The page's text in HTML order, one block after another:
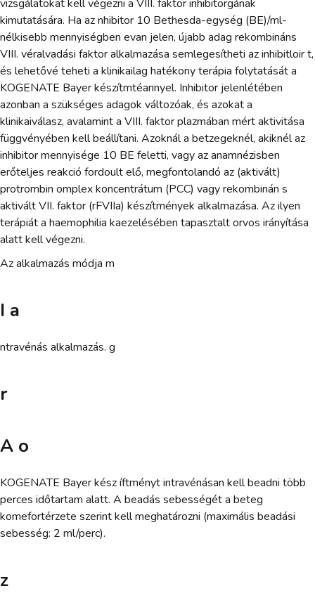
vizsgálatokat kell végezni a VIII. faktor inhibitorgának
kimutatására. Ha az nhibitor 10 Bethesda-egység (BE)/ml-
nélkisebb mennyiségben evan jelen, újabb adag rekombináns
VIII. véralvadási faktor alkalmazása semlegesítheti az inhibitloir t,
és lehetővé teheti a klinikailag hatékony terápia folytatását a
KOGENATE Bayer készítmtéannyel. Inhibitor jelenlétében
azonban a szükséges adagok változóak, és azokat a
klinikaiválasz, avalamint a VIII. faktor plazmában mért aktivitása
függvényében kell beállítani. Azoknál a betzegeknél, akiknél az
inhibitor mennyisége 10 BE feletti, vagy az anamnézisben
erőteljes reakció fordoult elő, megfontolandó az (aktivált)
protrombin omplex koncentrátum (PCC) vagy rekombinán s
aktivált VII. faktor (rFVIIa) készítmények alkalmazása. Az ilyen
terápiát a haemophilia kaezelésében tapasztalt orvos irányítása
alatt kell végezni.
Az alkalmazás módja m
I a
ntravénás alkalmazás. g
r
A o
KOGENATE Bayer kész íftményt intravénásan kell beadni több
perces időtartam alatt. A beadás sebességét a beteg
komefortérzete szerint kell meghatározni (maximális beadási
sebesség: 2 ml/perc).
z